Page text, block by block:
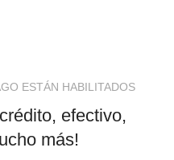
ESTÁN HABILITADOS
efectivo,
más!